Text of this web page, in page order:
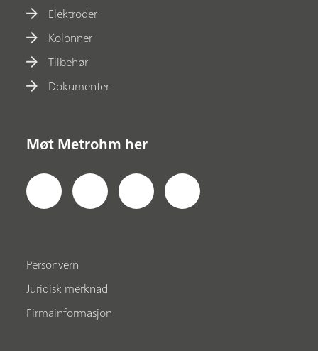
Elektroder
Kolonner
Tilbehør
Dokumenter
Møt Metrohm her
Personvern
Juridisk merknad
Firmainformasjon